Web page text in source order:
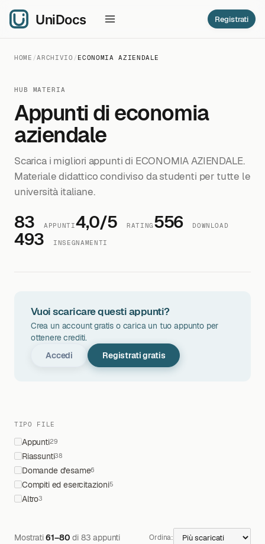
Registrati
HOME /ARCHIVIO / ECONOMIA AZIENDALE
HUB MATERIA
Appunti di economia
aziendale
Scarica i migliori appunti di ECONOMIA AZIENDALE.
Materiale didattico condiviso da studenti per tutte le
università italiane.
83 APPUNTI4,0/5 RATING 556 DOWNLOAD
493 INSEGNAMENTI
Vuoi scaricare questi appunti?
Crea un account gratis o carica un tuo appunto per
ottenere crediti.
Accedi
Registrati gratis
TIPO FILE
Appunti29
Riassunti38
Domande d'esame6
Compiti ed esercitazioni5
Altro3
Mostrati61–80 di 83 appunti Ordina: